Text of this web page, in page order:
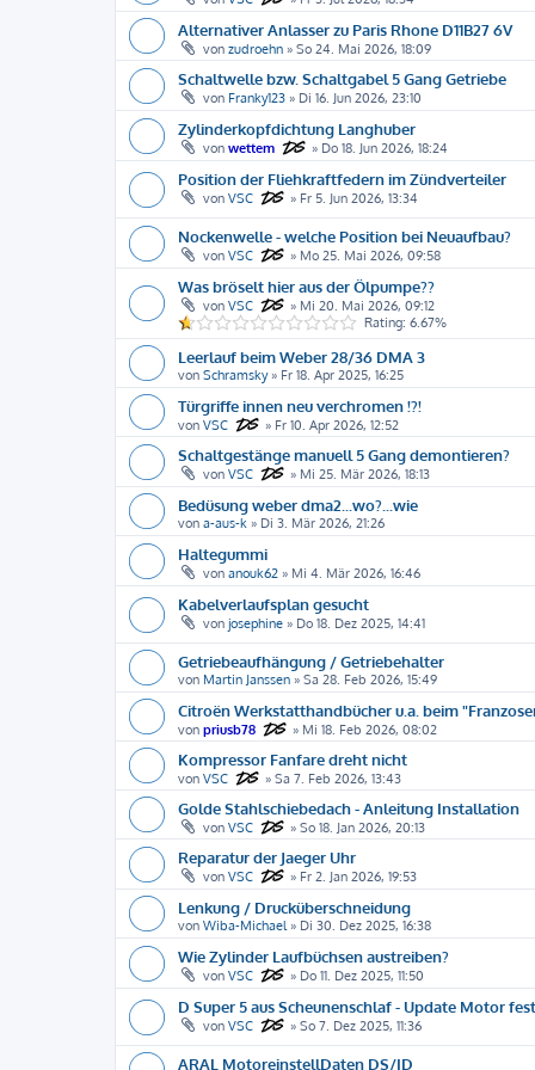
Alternativer Anlasser zu Paris Rhone D11B27 6V
von zudroehn » So 24. Mai 2026, 18:09
Schaltwelle bzw. Schaltgabel 5 Gang Getriebe
von Franky123 » Di 16. Jun 2026, 23:10
Zylinderkopfdichtung Langhuber
von wettem » Do 18. Jun 2026, 18:24
Position der Fliehkraftfedern im Zündverteiler
von VSC » Fr 5. Jun 2026, 13:34
Nockenwelle - welche Position bei Neuaufbau?
von VSC » Mo 25. Mai 2026, 09:58
Was bröselt hier aus der Ölpumpe??
von VSC » Mi 20. Mai 2026, 09:12
Rating: 6.67%
Leerlauf beim Weber 28/36 DMA 3
von Schramsky» Fr 18. Apr 2025, 16:25
Türgriffe innen neu verchromen !?!
von VSC » Fr 10. Apr 2026, 12:52
Schaltgestänge manuell 5 Gang demontieren?
von VSC » Mi 25. Mär 2026, 18:13
Bedüsung weber dma2...wo?...wie
von a-aus-k » Di 3. Mär 2026, 21:26
Haltegummi
von anouk62 » Mi 4. Mär 2026, 16:46
Kabelverlaufsplan gesucht
von josephine » Do 18. Dez 2025, 14:41
Getriebeaufhängung / Getriebehalter
von Martin Janssen » Sa 28. Feb 2026, 15:49
Citroën Werkstatthandbücher u.a. beim
von priusb78 » Mi 18. Feb 2026, 08:02
Kompressor Fanfare dreht nicht
von VSC » Sa 7. Feb 2026, 13:43
Golde Stahlschiebedach - Anleitung Installation
von VSC » So 18. Jan 2026, 20:13
Reparatur der Jaeger Uhr
von VSC » Fr 2. Jan 2026, 19:53
Lenkung / Drucküberschneidung
von Wiba-Michael» Di 30. Dez 2025, 16:38
Wie Zylinder Laufbüchsen austreiben?
von VSC » Do 11. Dez 2025, 11:50
D Super 5 aus Scheunenschlaf - Update Motor fest
von VSC » So 7. Dez 2025, 11:36
ARAL MotoreinstellDaten DS/ID